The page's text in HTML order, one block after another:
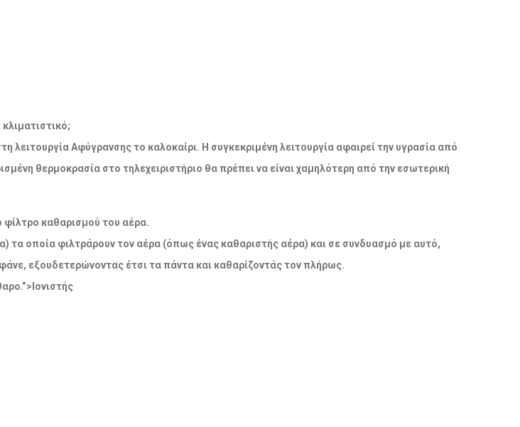
λειτουργία Αφύγρανσης το καλοκαίρι. Η συγκεκριμένη λειτουργία αφαιρεί την υγρασία από
θερμοκρασία στο τηλεχειριστήριο θα πρέπει να είναι χαμηλότερη από την εσωτερική
καθαρισμού του αέρα.
τα οποία φιλτράρουν τον αέρα (όπως ένας καθαριστής αέρα) και σε συνδυασμό με αυτό,
εξουδετερώνοντας έτσι τα πάντα και καθαρίζοντάς τον πλήρως.